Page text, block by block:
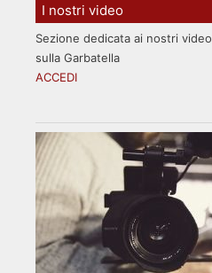
I nostri video
Sezione dedicata ai nostri video
sulla Garbatella
ACCEDI